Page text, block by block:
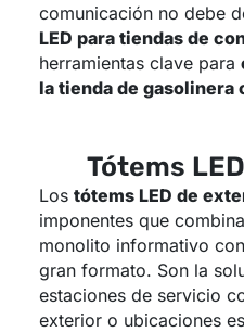
comunicación no debe
LED para tiendas de
herramientas clave para
la tienda de gasolinera
Tótems
Los tótems LED de
imponentes que
monolito informativo
gran formato. Son la
estaciones de servicio
exterior o ubicaciones